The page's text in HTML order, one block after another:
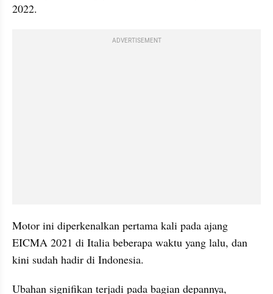
2022.
ADVERTISEMENT
Motor ini diperkenalkan pertama kali pada ajang
EICMA 2021 di Italia beberapa waktu yang lalu, dan
kini sudah hadir di Indonesia.
Ubahan signifikan terjadi pada bagian depannya,